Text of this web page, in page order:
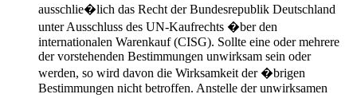
ausschlie�lich das Recht der Bundesrepublik Deutschland
unter Ausschluss des UN-Kaufrechts �ber den
internationalen Warenkauf (CISG). Sollte eine oder mehrere
der vorstehenden Bestimmungen unwirksam sein oder
werden, so wird davon die Wirksamkeit der �brigen
Bestimmungen nicht betroffen. Anstelle der unwirksamen